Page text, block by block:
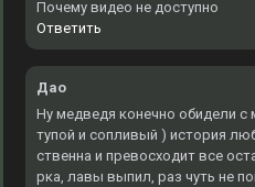
Почему видео не доступно
Ответить
Дао
Ну медведя конечно обидели
тупой и сопливый ) история
ственна и превосходит все
рка, лавы выпил, раз чуть не